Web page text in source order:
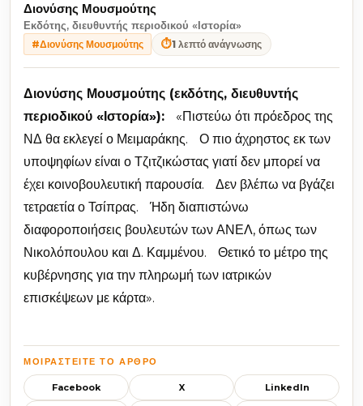
Διονύσης Μουσμούτης
Εκδότης, διευθυντής περιοδικού «Ιστορία»
#Διονύσης Μουσμούτης ⏱1 λεπτό ανάγνωσης
Διονύσης Μουσμούτης (εκδότης, διευθυντής
περιοδικού «Ιστορία»): «Πιστεύω ότι πρόεδρος της
ΝΔ θα εκλεγεί ο Μειμαράκης. Ο πιο άχρηστος εκ των
υποψηφίων είναι ο Τζιτζικώστας γιατί δεν μπορεί να
έχει κοινοβουλευτική παρουσία. Δεν βλέπω να βγάζει
τετραετία ο Τσίπρας. Ήδη διαπιστώνω
διαφοροποιήσεις βουλευτών των ΑΝΕΛ, όπως των
Νικολόπουλου και Δ. Καμμένου. Θετικό το μέτρο της
κυβέρνησης για την πληρωμή των ιατρικών
επισκέψεων με κάρτα».
ΜΟΙΡΑΣΤΕΊΤΕ ΤΟ ΆΡΘΡΟ
Facebook X LinkedIn